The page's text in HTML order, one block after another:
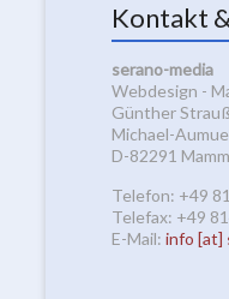
Kontakt
serano-media
Webdesign -
Günther Strauß
Michael-
D-82291
Telefon: +49
Telefax: +49
E-Mail: info [at]